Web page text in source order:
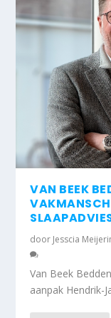
VAN BEEK
door Jesscia
Van Beek
aanpak Hendrik-